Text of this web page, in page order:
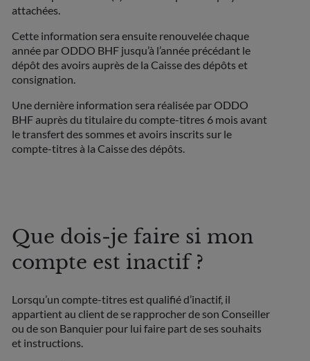
attachées.
Cette information sera ensuite renouvelée chaque
année par ODDO BHF jusqu’à l’année précédant le
dépôt des avoirs auprès de la Caisse des dépôts et
consignation.
Une dernière information sera réalisée par ODDO
BHF auprès du titulaire du compte-titres 6 mois avant
le transfert des sommes et avoirs inscrits sur le
compte-titres à la Caisse des dépôts.
Que dois-je faire si mon
compte est inactif ?
Lorsqu’un compte-titres est qualifié d’inactif, il
appartient au client de se rapprocher de son Conseiller
ou de son Banquier pour lui faire part de ses souhaits
et instructions.